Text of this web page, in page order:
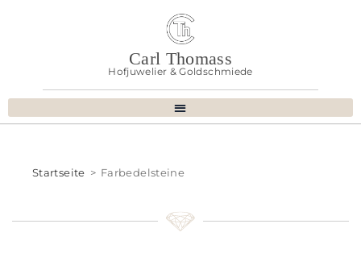
Carl Thomass
Hofjuwelier & Goldschmiede
Startseite > Farbedelsteine